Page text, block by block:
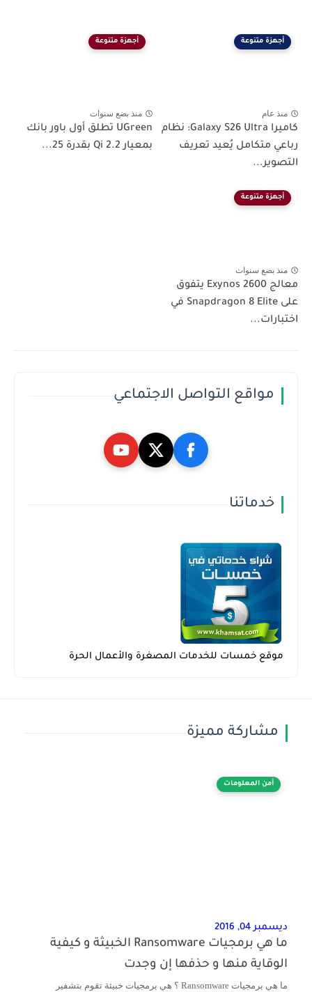
أجهزة متنوعة
منذ عام
كاميرا Galaxy S26 Ultra: نظام
رباعي متكامل يُعيد تعريف
التصوير...
أجهزة متنوعة
منذ بضع سنوات
UGreen تطلق أول باور بانك
بمعيار Qi 2.2 بقدرة 25...
أجهزة متنوعة
منذ بضع سنوات
معالج Exynos 2600 يتفوق
على Snapdragon 8 Elite في
اختبارات...
مواقع التواصل الاجتماعي
خدماتنا
موقع خمسات للخدمات المصغرة والأعمال الحرة
مشاركة مميزة
أمن المعلومات
ديسمبر 04, 2016
ما هي برمجيات Ransomware الخبيثة و كيفية
الوقاية منها و حذفها إن وجدت
ما هي برمجيات Ransomware ؟ هي برمجيات خبيثة تقوم بتشفير